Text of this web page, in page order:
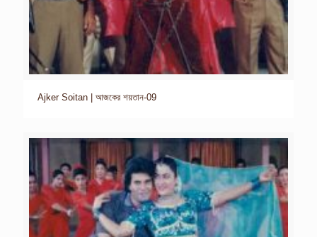
Ajker Soitan | আজকের শয়তান-09